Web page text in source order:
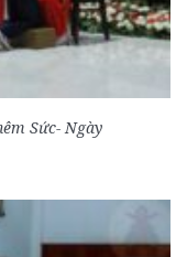
Sức- Ngày